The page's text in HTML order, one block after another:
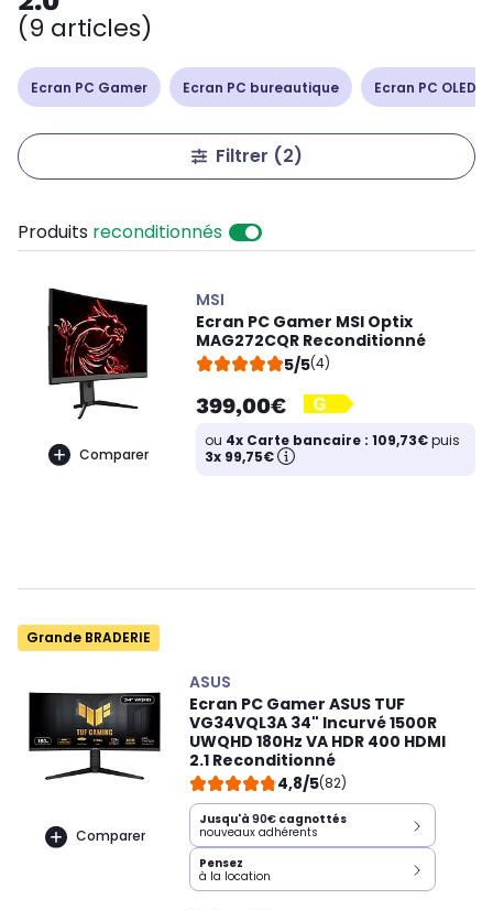
(9 articles)
Ecran PC Gamer Ecran PC bureautique Ecran PC OLED /
Filtrer (2)
Produits reconditionnés
Comparer
MSI
Ecran PC Gamer MSI Optix
MAG272CQR Reconditionné
5/5(4)
399,00€
ou 4x Carte bancaire : 109,73€puis
3x 99,75€
Grande BRADERIE
Comparer
ASUS
Ecran PC Gamer ASUS TUF
VG34VQL3A 34" Incurvé 1500R
UWQHD 180Hz VA HDR 400 HDMI
2.1 Reconditionné
4,8/5(82)
Jusqu'à 90€ cagnottés
nouveaux adhérents
Pensez
à la location